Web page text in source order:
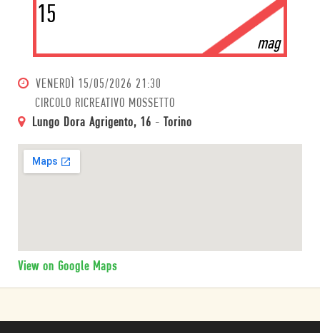
15
mag
VENERDÌ 15/05/2026 21:30
CIRCOLO RICREATIVO MOSSETTO
Lungo Dora Agrigento, 16 - Torino
View on Google Maps